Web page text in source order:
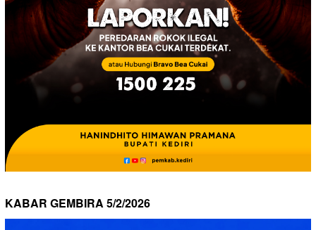
KABAR GEMBIRA 5/2/2026